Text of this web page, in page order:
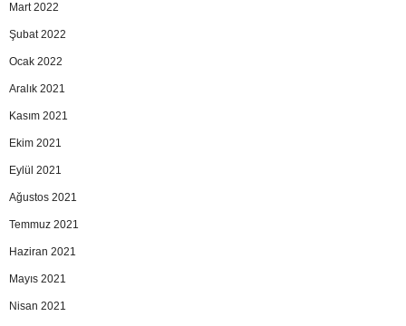
Mart 2022
Şubat 2022
Ocak 2022
Aralık 2021
Kasım 2021
Ekim 2021
Eylül 2021
Ağustos 2021
Temmuz 2021
Haziran 2021
Mayıs 2021
Nisan 2021